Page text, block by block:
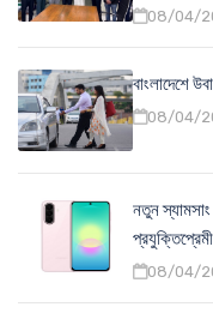
08/04/
বাংলাদেশে
08/04/
নতুন
08/04/